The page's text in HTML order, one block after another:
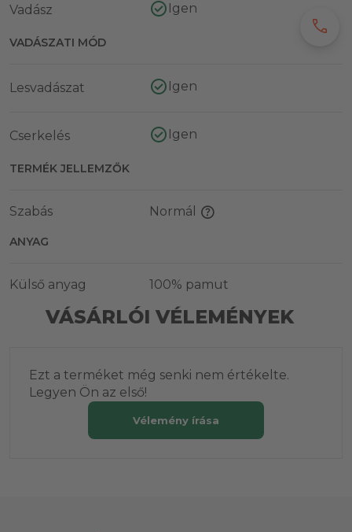
Vadász Igen
VADÁSZATI MÓD
Lesvadászat Igen
Cserkelés Igen
TERMÉK JELLEMZŐK
Szabás Normál
ANYAG
Külső anyag 100% pamut
VÁSÁRLÓI VÉLEMÉNYEK
Ezt a terméket még senki nem értékelte.
Legyen Ön az első!
Vélemény írása
call